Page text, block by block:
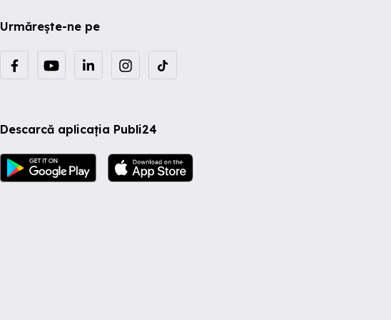
Urmărește-ne pe
Descarcă aplicația Publi24